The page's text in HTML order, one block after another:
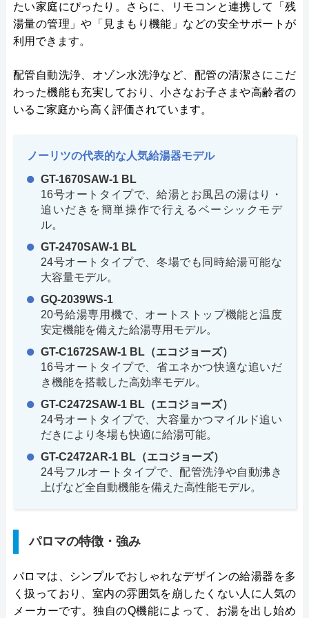
たい家庭にぴったり。さらに、リモコンと連携して「残
湯量の管理」や「見まもり機能」などの安全サポートが
利用できます。
配管自動洗浄、オゾン水洗浄など、配管の清潔さにこだ
わった機能も充実しており、小さなお子さまや高齢者の
いるご家庭から高く評価されています。
ノーリツの代表的な人気給湯器モデル
GT-1670SAW-1 BL
16号オートタイプで、給湯とお風呂の湯はり・
追いだきを簡単操作で行えるベーシックモデ
ル。
GT-2470SAW-1 BL
24号オートタイプで、冬場でも同時給湯可能な
大容量モデル。
GQ-2039WS-1
20号給湯専用機で、オートストップ機能と温度
安定機能を備えた給湯専用モデル。
GT-C1672SAW-1 BL（エコジョーズ）
16号オートタイプで、省エネかつ快適な追いだ
き機能を搭載した高効率モデル。
GT-C2472SAW-1 BL（エコジョーズ）
24号オートタイプで、大容量かつマイルド追い
だきにより冬場も快適に給湯可能。
GT-C2472AR-1 BL（エコジョーズ）
24号フルオートタイプで、配管洗浄や自動沸き
上げなど全自動機能を備えた高性能モデル。
パロマの特徴・強み
パロマは、シンプルでおしゃれなデザインの給湯器を多
く扱っており、室内の雰囲気を崩したくない人に人気の
メーカーです。独自のQ機能によって、お湯を出し始め